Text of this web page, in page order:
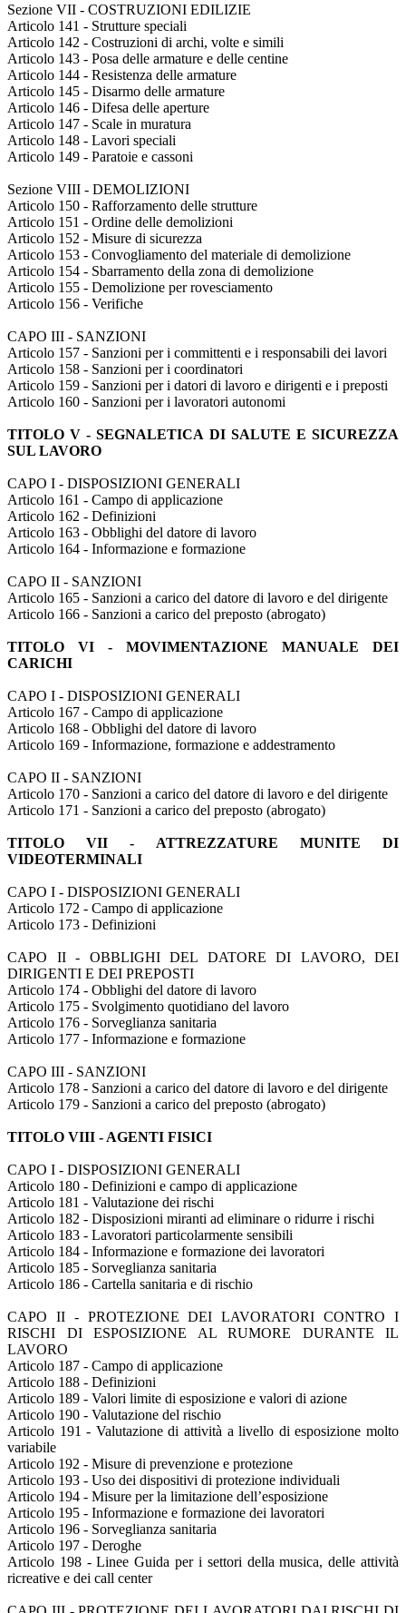
Sezione VII - COSTRUZIONI EDILIZIE
Articolo 141 - Strutture speciali
Articolo 142 - Costruzioni di archi, volte e simili
Articolo 143 - Posa delle armature e delle centine
Articolo 144 - Resistenza delle armature
Articolo 145 - Disarmo delle armature
Articolo 146 - Difesa delle aperture
Articolo 147 - Scale in muratura
Articolo 148 - Lavori speciali
Articolo 149 - Paratoie e cassoni
Sezione VIII - DEMOLIZIONI
Articolo 150 - Rafforzamento delle strutture
Articolo 151 - Ordine delle demolizioni
Articolo 152 - Misure di sicurezza
Articolo 153 - Convogliamento del materiale di demolizione
Articolo 154 - Sbarramento della zona di demolizione
Articolo 155 - Demolizione per rovesciamento
Articolo 156 - Verifiche
CAPO III - SANZIONI
Articolo 157 - Sanzioni per i committenti e i responsabili dei lavori
Articolo 158 - Sanzioni per i coordinatori
Articolo 159 - Sanzioni per i datori di lavoro e dirigenti e i preposti
Articolo 160 - Sanzioni per i lavoratori autonomi
TITOLO V - SEGNALETICA DI SALUTE E SICUREZZA
SUL LAVORO
CAPO I - DISPOSIZIONI GENERALI
Articolo 161 - Campo di applicazione
Articolo 162 - Definizioni
Articolo 163 - Obblighi del datore di lavoro
Articolo 164 - Informazione e formazione
CAPO II - SANZIONI
Articolo 165 - Sanzioni a carico del datore di lavoro e del dirigente
Articolo 166 - Sanzioni a carico del preposto (abrogato)
TITOLO VI - MOVIMENTAZIONE MANUALE DEI
CARICHI
CAPO I - DISPOSIZIONI GENERALI
Articolo 167 - Campo di applicazione
Articolo 168 - Obblighi del datore di lavoro
Articolo 169 - Informazione, formazione e addestramento
CAPO II - SANZIONI
Articolo 170 - Sanzioni a carico del datore di lavoro e del dirigente
Articolo 171 - Sanzioni a carico del preposto (abrogato)
TITOLO VII - ATTREZZATURE MUNITE DI
VIDEOTERMINALI
CAPO I - DISPOSIZIONI GENERALI
Articolo 172 - Campo di applicazione
Articolo 173 - Definizioni
CAPO II - OBBLIGHI DEL DATORE DI LAVORO, DEI
DIRIGENTI E DEI PREPOSTI
Articolo 174 - Obblighi del datore di lavoro
Articolo 175 - Svolgimento quotidiano del lavoro
Articolo 176 - Sorveglianza sanitaria
Articolo 177 - Informazione e formazione
CAPO III - SANZIONI
Articolo 178 - Sanzioni a carico del datore di lavoro e del dirigente
Articolo 179 - Sanzioni a carico del preposto (abrogato)
TITOLO VIII - AGENTI FISICI
CAPO I - DISPOSIZIONI GENERALI
Articolo 180 - Definizioni e campo di applicazione
Articolo 181 - Valutazione dei rischi
Articolo 182 - Disposizioni miranti ad eliminare o ridurre i rischi
Articolo 183 - Lavoratori particolarmente sensibili
Articolo 184 - Informazione e formazione dei lavoratori
Articolo 185 - Sorveglianza sanitaria
Articolo 186 - Cartella sanitaria e di rischio
CAPO II - PROTEZIONE DEI LAVORATORI CONTRO I
RISCHI DI ESPOSIZIONE AL RUMORE DURANTE IL
LAVORO
Articolo 187 - Campo di applicazione
Articolo 188 - Definizioni
Articolo 189 - Valori limite di esposizione e valori di azione
Articolo 190 - Valutazione del rischio
Articolo 191 - Valutazione di attività a livello di esposizione molto
variabile
Articolo 192 - Misure di prevenzione e protezione
Articolo 193 - Uso dei dispositivi di protezione individuali
Articolo 194 - Misure per la limitazione dell’esposizione
Articolo 195 - Informazione e formazione dei lavoratori
Articolo 196 - Sorveglianza sanitaria
Articolo 197 - Deroghe
Articolo 198 - Linee Guida per i settori della musica, delle attività
ricreative e dei call center